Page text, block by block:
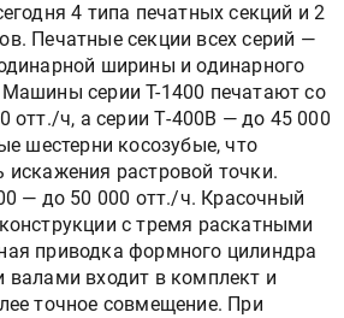
4 типа печатных секций и 2
Печатные секции всех серий —
ширины и одинарного
серии T-1400 печатают со
отт./ч, а серии Т-400В — до 45 000
шестерни косозубые, что
искажения растровой точки.
— до 50 000 отт./ч. Красочный
с тремя раскатными
приводка формного цилиндра
валами входит в комплект и
точное совмещение. При